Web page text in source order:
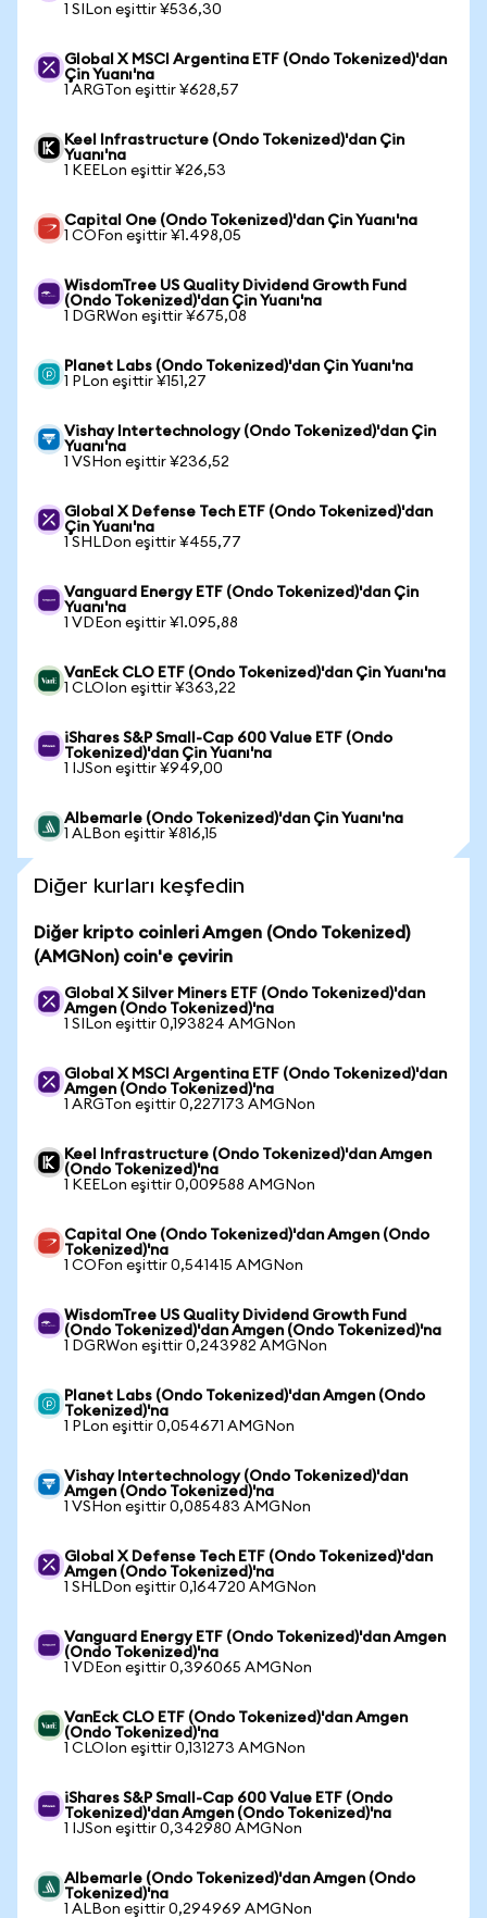
1 SILon eşittir ¥536,30
Global X MSCI Argentina ETF (Ondo Tokenized)'dan
Çin Yuanı'na
1 ARGTon eşittir ¥628,57
Keel Infrastructure (Ondo Tokenized)'dan Çin
Yuanı'na
1 KEELon eşittir ¥26,53
Capital One (Ondo Tokenized)'dan Çin Yuanı'na
1 COFon eşittir ¥1.498,05
WisdomTree US Quality Dividend Growth Fund
(Ondo Tokenized)'dan Çin Yuanı'na
1 DGRWon eşittir ¥675,08
Planet Labs (Ondo Tokenized)'dan Çin Yuanı'na
1 PLon eşittir ¥151,27
Vishay Intertechnology (Ondo Tokenized)'dan Çin
Yuanı'na
1 VSHon eşittir ¥236,52
Global X Defense Tech ETF (Ondo Tokenized)'dan
Çin Yuanı'na
1 SHLDon eşittir ¥455,77
Vanguard Energy ETF (Ondo Tokenized)'dan Çin
Yuanı'na
1 VDEon eşittir ¥1.095,88
VanEck CLO ETF (Ondo Tokenized)'dan Çin Yuanı'na
1 CLOIon eşittir ¥363,22
iShares S&P Small-Cap 600 Value ETF (Ondo
Tokenized)'dan Çin Yuanı'na
1 IJSon eşittir ¥949,00
Albemarle (Ondo Tokenized)'dan Çin Yuanı'na
1 ALBon eşittir ¥816,15
Diğer kurları keşfedin
Diğer kripto coinleri Amgen (Ondo Tokenized)
(AMGNon) coin'e çevirin
Global X Silver Miners ETF (Ondo Tokenized)'dan
Amgen (Ondo Tokenized)'na
1 SILon eşittir 0,193824 AMGNon
Global X MSCI Argentina ETF (Ondo Tokenized)'dan
Amgen (Ondo Tokenized)'na
1 ARGTon eşittir 0,227173 AMGNon
Keel Infrastructure (Ondo Tokenized)'dan Amgen
(Ondo Tokenized)'na
1 KEELon eşittir 0,009588 AMGNon
Capital One (Ondo Tokenized)'dan Amgen (Ondo
Tokenized)'na
1 COFon eşittir 0,541415 AMGNon
WisdomTree US Quality Dividend Growth Fund
(Ondo Tokenized)'dan Amgen (Ondo Tokenized)'na
1 DGRWon eşittir 0,243982 AMGNon
Planet Labs (Ondo Tokenized)'dan Amgen (Ondo
Tokenized)'na
1 PLon eşittir 0,054671 AMGNon
Vishay Intertechnology (Ondo Tokenized)'dan
Amgen (Ondo Tokenized)'na
1 VSHon eşittir 0,085483 AMGNon
Global X Defense Tech ETF (Ondo Tokenized)'dan
Amgen (Ondo Tokenized)'na
1 SHLDon eşittir 0,164720 AMGNon
Vanguard Energy ETF (Ondo Tokenized)'dan Amgen
(Ondo Tokenized)'na
1 VDEon eşittir 0,396065 AMGNon
VanEck CLO ETF (Ondo Tokenized)'dan Amgen
(Ondo Tokenized)'na
1 CLOIon eşittir 0,131273 AMGNon
iShares S&P Small-Cap 600 Value ETF (Ondo
Tokenized)'dan Amgen (Ondo Tokenized)'na
1 IJSon eşittir 0,342980 AMGNon
Albemarle (Ondo Tokenized)'dan Amgen (Ondo
Tokenized)'na
1 ALBon eşittir 0,294969 AMGNon